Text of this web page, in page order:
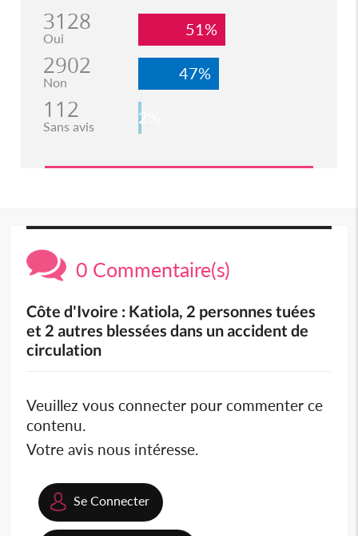
3128
Oui 51%
2902
Non 47%
112
Sans avis 2%
0 Commentaire(s)
Côte d'Ivoire : Katiola, 2 personnes tuées
et 2 autres blessées dans un accident de
circulation
Veuillez vous connecter pour commenter ce
contenu.
Votre avis nous intéresse.
Se Connecter